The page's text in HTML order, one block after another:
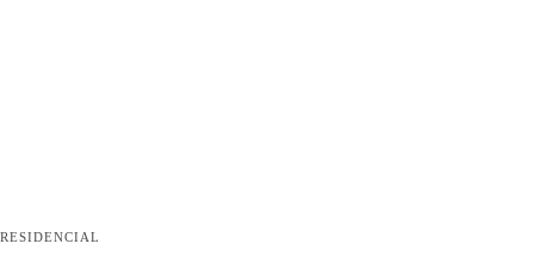
RESIDENCIAL